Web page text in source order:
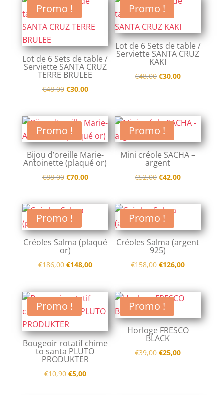
était :
€49,90.
est :
était :
€46,00.
est :
Promo !
Lot de 6 Sets de table /
Serviette SANTA CRUZ
TERRE BRULEE
€48,00 Le
initial
était :
€48,00.
€30,00Le
actuel
est :
€30,00.
Promo !
Lot de 6 Sets de table /
Serviette SANTA CRUZ
KAKI
€48,00 Le
était :
€48,00.
€30,00Le
est :
€30,00.
Promo !
Bijou d’oreille Marie-
Antoinette (plaqué or)
€88,00 Le
initial
était :
€88,00.
€70,00Le
actuel
€70,00.
Promo !
Mini créole SACHA –
argent
€52,00 Le
initial
était :
€52,00.
€42,00Le
actuel
€42,00.
Promo !
Créoles Salma (plaqué
or)
€186,00 Le
initial
était :
€186,00.
€148,00Le
actuel
€148,00.
Promo !
Créoles Salma (argent
925)
€158,00 Le
initial
était :
€158,00.
€126,00Le
actuel
€126,00.
Promo !
Bougeoir rotatif chime
to santa PLUTO
PRODUKTER
€10,90 Le
€5,00Le
Promo !
Horloge FRESCO
BLACK
€39,00 Le
€25,00Le